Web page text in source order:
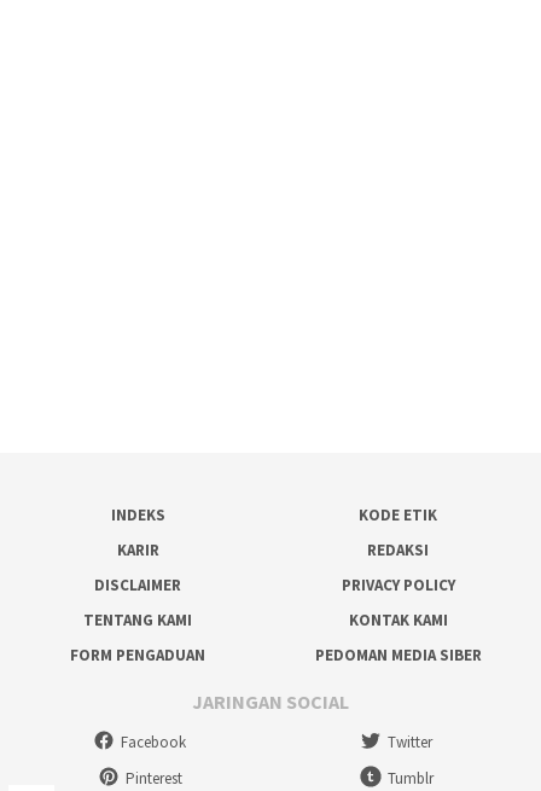
INDEKS
KODE ETIK
KARIR
REDAKSI
DISCLAIMER
PRIVACY POLICY
TENTANG KAMI
KONTAK KAMI
FORM PENGADUAN
PEDOMAN MEDIA SIBER
JARINGAN SOCIAL
Facebook
Twitter
Pinterest
Tumblr